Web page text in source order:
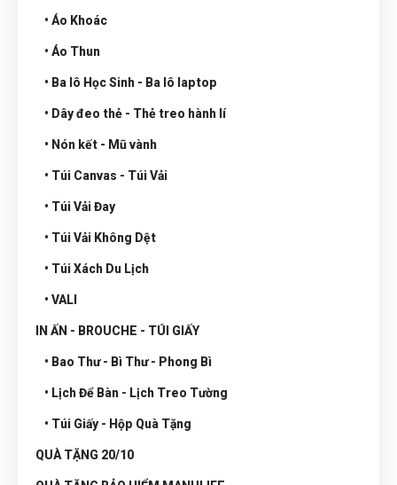
• Áo Khoác
• Áo Thun
• Ba lô Học Sinh - Ba lô laptop
• Dây đeo thẻ - Thẻ treo hành lí
• Nón kết - Mũ vành
• Túi Canvas - Túi Vải
• Túi Vải Đay
• Túi Vải Không Dệt
• Túi Xách Du Lịch
• VALI
IN ẤN - BROUCHE - TÚI GIẤY
• Bao Thư - Bì Thư - Phong Bì
• Lịch Để Bàn - Lịch Treo Tường
• Túi Giấy - Hộp Quà Tặng
QUÀ TẶNG 20/10